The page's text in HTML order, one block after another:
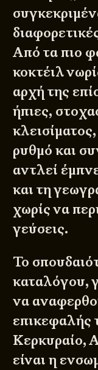
Από τα πιο
κοκτέιλ
αρχή της
ήπιες,
ρυθμό και
αντλεί
και τη
χωρίς να
γεύσεις.
Το
καταλόγου,
να
επικεφαλής
Κερκυραίο,
είναι η